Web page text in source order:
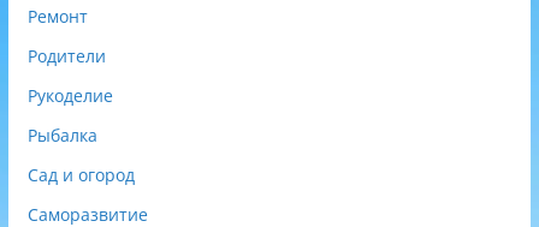
Ремонт
Родители
Рукоделие
Рыбалка
Сад и огород
Саморазвитие